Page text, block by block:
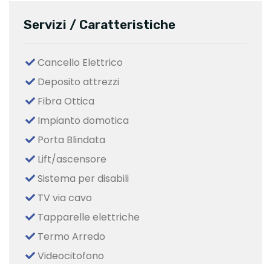
Servizi / Caratteristiche
Cancello Elettrico
Deposito attrezzi
Fibra Ottica
Impianto domotica
Porta Blindata
Lift/ascensore
Sistema per disabili
TV via cavo
Tapparelle elettriche
Termo Arredo
Videocitofono